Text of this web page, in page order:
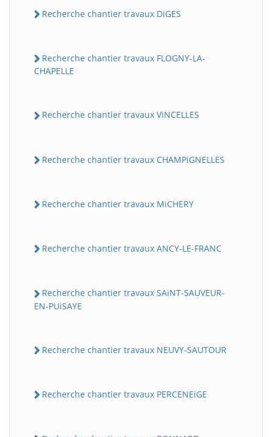
Recherche chantier travaux DiGES
Recherche chantier travaux FLOGNY-LA-
CHAPELLE
Recherche chantier travaux ViNCELLES
Recherche chantier travaux CHAMPiGNELLES
Recherche chantier travaux MiCHERY
Recherche chantier travaux ANCY-LE-FRANC
Recherche chantier travaux SAiNT-SAUVEUR-
EN-PUiSAYE
Recherche chantier travaux NEUVY-SAUTOUR
Recherche chantier travaux PERCENEiGE